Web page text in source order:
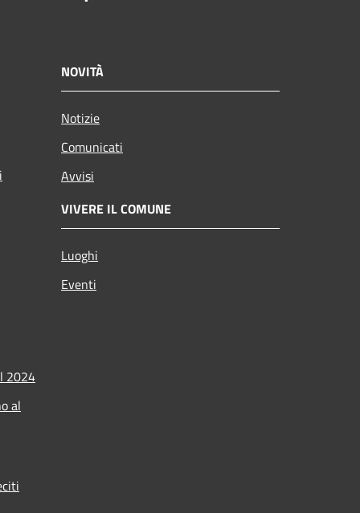
NOVITÀ
Notizie
Comunicati
Avvisi
VIVERE IL COMUNE
Luoghi
Eventi
2024
al